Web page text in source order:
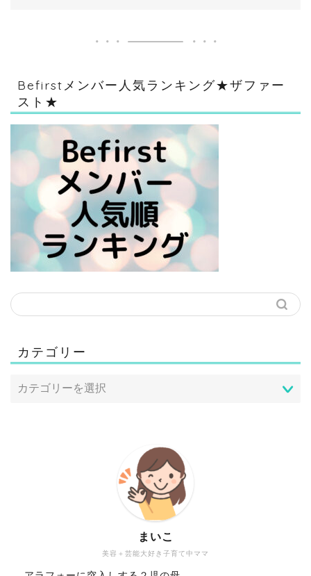
Befirstメンバー人気ランキング★ザファー
スト★
カテゴリー
美容＋芸能大好き子育て中ママ
まいこ